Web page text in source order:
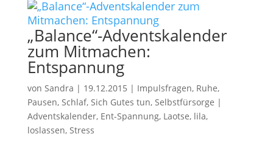
„Balance“-Adventskalender
zum Mitmachen:
Entspannung
von Sandra | 19.12.2015 | Impulsfragen, Ruhe,
Pausen, Schlaf, Sich Gutes tun, Selbstfürsorge |
Adventskalender, Ent-Spannung, Laotse, lila,
loslassen, Stress